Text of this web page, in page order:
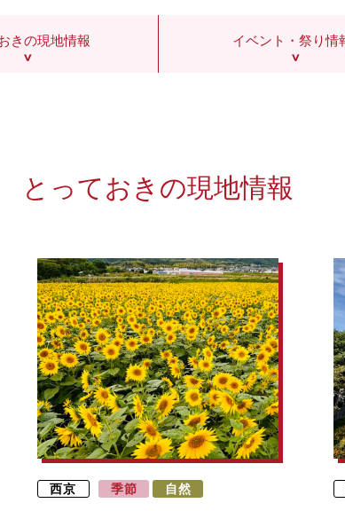
きの現地情報 イベント・祭り情
とっておきの現地情報
西京 季節 自然